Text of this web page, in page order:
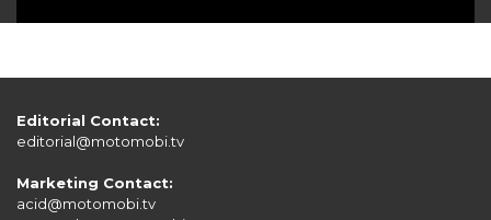
Editorial Contact:
editorial@motomobi.tv
Marketing Contact:
acid@motomobi.tv